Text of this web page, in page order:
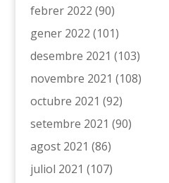
febrer 2022 (90)
gener 2022 (101)
desembre 2021 (103)
novembre 2021 (108)
octubre 2021 (92)
setembre 2021 (90)
agost 2021 (86)
juliol 2021 (107)